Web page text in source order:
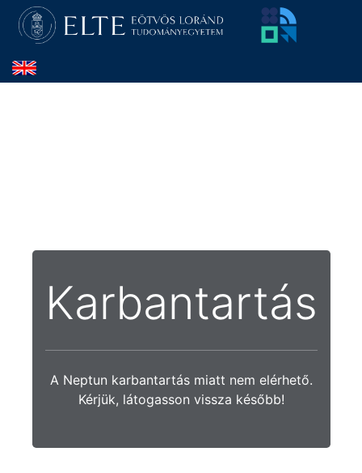
Karbantartás
A Neptun karbantartás miatt nem elérhető.
Kérjük, látogasson vissza később!